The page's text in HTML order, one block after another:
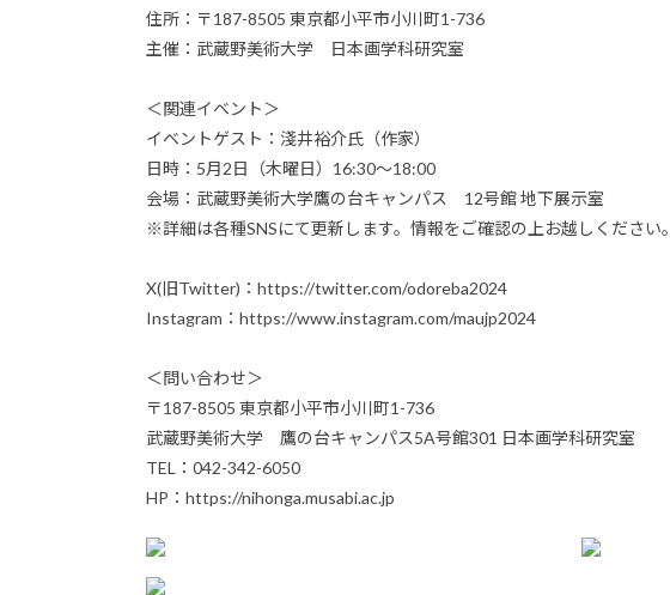
住所：〒187-8505 東京都小平市小川町1-736
主催：武蔵野美術大学 日本画学科研究室
＜関連イベント＞
イベントゲスト：淺井裕介氏（作家）
日時：5月2日（木曜日）16:30〜18:00
会場：武蔵野美術大学鷹の台キャンパス 12号館 地下展示室
※詳細は各種SNSにて更新します。情報をご確認の上お越しください。
X(旧Twitter)：https://twitter.com/odoreba2024
Instagram：https://www.instagram.com/maujp2024
＜問い合わせ＞
〒187-8505 東京都小平市小川町1-736
武蔵野美術大学 鷹の台キャンパス5A号館301 日本画学科研究室
TEL：042-342-6050
HP：https://nihonga.musabi.ac.jp